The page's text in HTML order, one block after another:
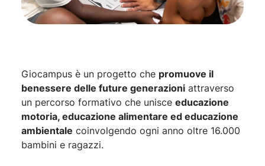
Giocampus è un progetto che promuove il
benessere delle future generazioni attraverso
un percorso formativo che unisce educazione
motoria, educazione alimentare ed educazione
ambientale coinvolgendo ogni anno oltre 16.000
bambini e ragazzi.